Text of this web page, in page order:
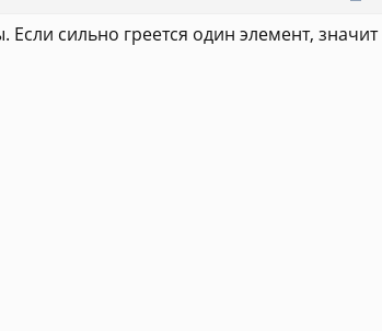
сильно греется один элемент,